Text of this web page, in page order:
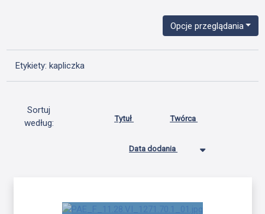
Opcje przeglądania
Etykiety: kapliczka
Sortuj
według:
Tytuł Twórca
Data dodania